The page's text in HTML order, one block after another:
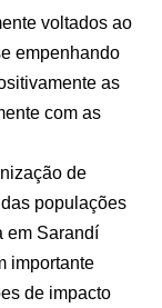
voltados ao
empenhando
as
com as
de
populações
em Sarandí
importante
de impacto